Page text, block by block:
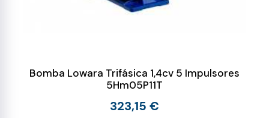
Bomba Lowara Trifásica 1,4cv 5 Impulsores
5Hm05P11T
323,15 €